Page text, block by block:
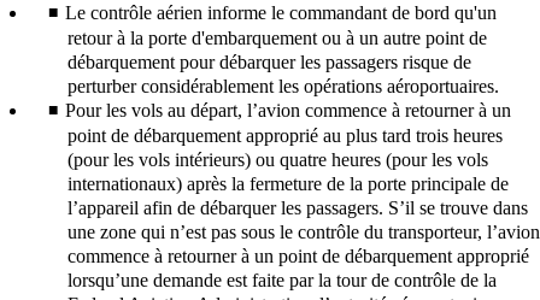
Le contrôle aérien informe le commandant de bord qu'un
retour à la porte d'embarquement ou à un autre point de
débarquement pour débarquer les passagers risque de
perturber considérablement les opérations aéroportuaires.
Pour les vols au départ, l’avion commence à retourner à un
point de débarquement approprié au plus tard trois heures
(pour les vols intérieurs) ou quatre heures (pour les vols
internationaux) après la fermeture de la porte principale de
l’appareil afin de débarquer les passagers. S’il se trouve dans
une zone qui n’est pas sous le contrôle du transporteur, l’avion
commence à retourner à un point de débarquement approprié
lorsqu’une demande est faite par la tour de contrôle de la